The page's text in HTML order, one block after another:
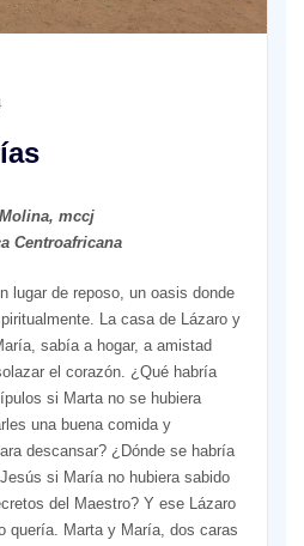
mccj
Centroafricana
lugar de reposo, un oasis donde
La casa de Lázaro y
sabía a hogar, a amistad
el corazón. ¿Qué habría
si Marta no se hubiera
una buena comida y
descansar? ¿Dónde se habría
si María no hubiera sabido
del Maestro? Y ese Lázaro
quería. Marta y María, dos caras